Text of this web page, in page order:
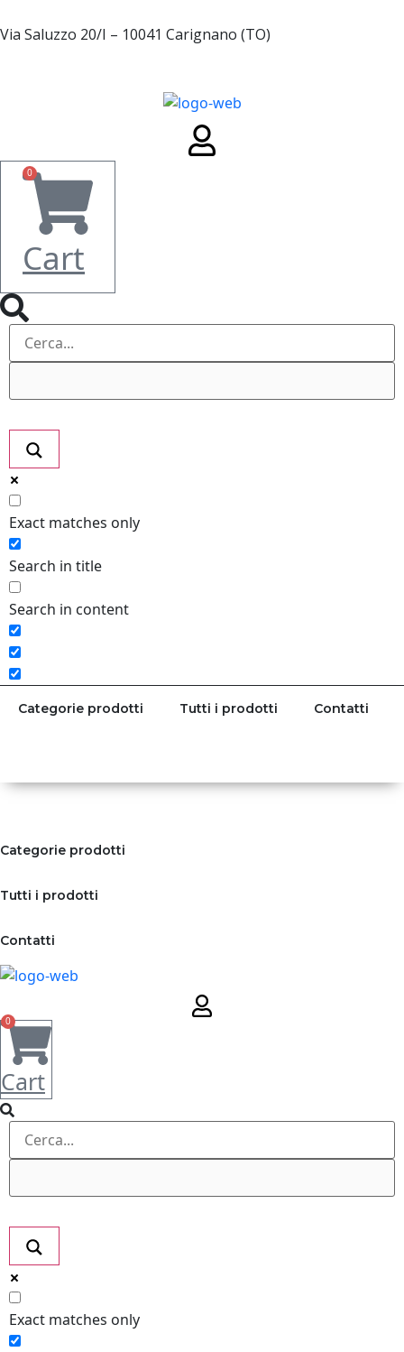
al
Via Saluzzo 20/I – 10041 Carignano (TO)
0
Cart
Exact matches only
Search in title
Search in content
Categorie prodotti Tutti i prodotti Contatti
Categorie prodotti
Tutti i prodotti
Contatti
0
Cart
Exact matches only